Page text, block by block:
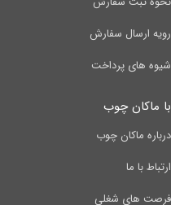
رویه ارسال سفارش
شیوه های پرداخت
با ماکان چوب
درباره ماکان چوب
ارتباط با ما
فرصت های شغلی